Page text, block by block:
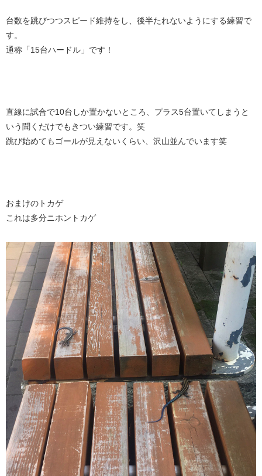
台数を跳びつつスピード維持をし、後半たれないようにする練習で
す。
通称「15台ハードル」です！
直線に試合で10台しか置かないところ、プラス5台置いてしまうと
いう聞くだけでもきつい練習です。笑
跳び始めてもゴールが見えないくらい、沢山並んでいます笑
おまけのトカゲ
これは多分ニホントカゲ